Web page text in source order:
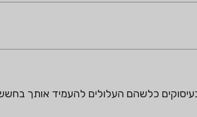
כלשהם העלולים להעמיד אותך בחשש